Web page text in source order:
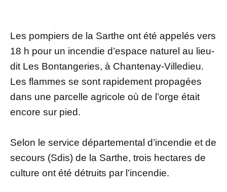
Les pompiers de la Sarthe ont été appelés vers
18 h pour un incendie d’espace naturel au lieu-
dit Les Bontangeries, à Chantenay-Villedieu.
Les flammes se sont rapidement propagées
dans une parcelle agricole où de l’orge était
encore sur pied.
Selon le service départemental d’incendie et de
secours (Sdis) de la Sarthe, trois hectares de
culture ont été détruits par l’incendie.